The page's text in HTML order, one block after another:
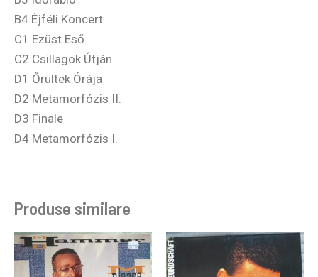
B4 Éjféli Koncert
C1 Ezüst Eső
C2 Csillagok Útján
D1 Őrültek Órája
D2 Metamorfózis II.
D3 Finale
D4 Metamorfózis I.
Produse similare